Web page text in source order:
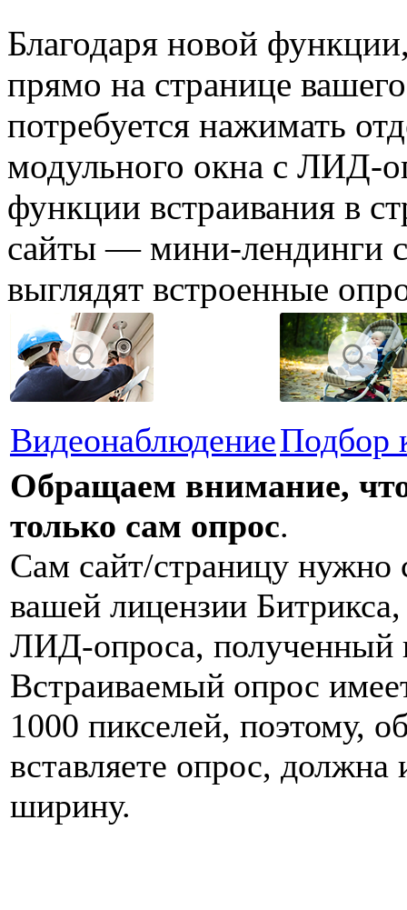
Благодаря новой
прямо на странице
потребуется нажимать
модульного окна с ЛИД-
функции встраивания в
сайты — мини-лендинги
выглядят встроенные
ВидеонаблюдениеПодбор
Обращаем внимание,
только сам опрос.
Сам сайт/страницу
вашей лицензии Битрикса,
ЛИД-опроса, полученный
Встраиваемый опрос
1000 пикселей, поэтому,
вставляете опрос,
ширину.